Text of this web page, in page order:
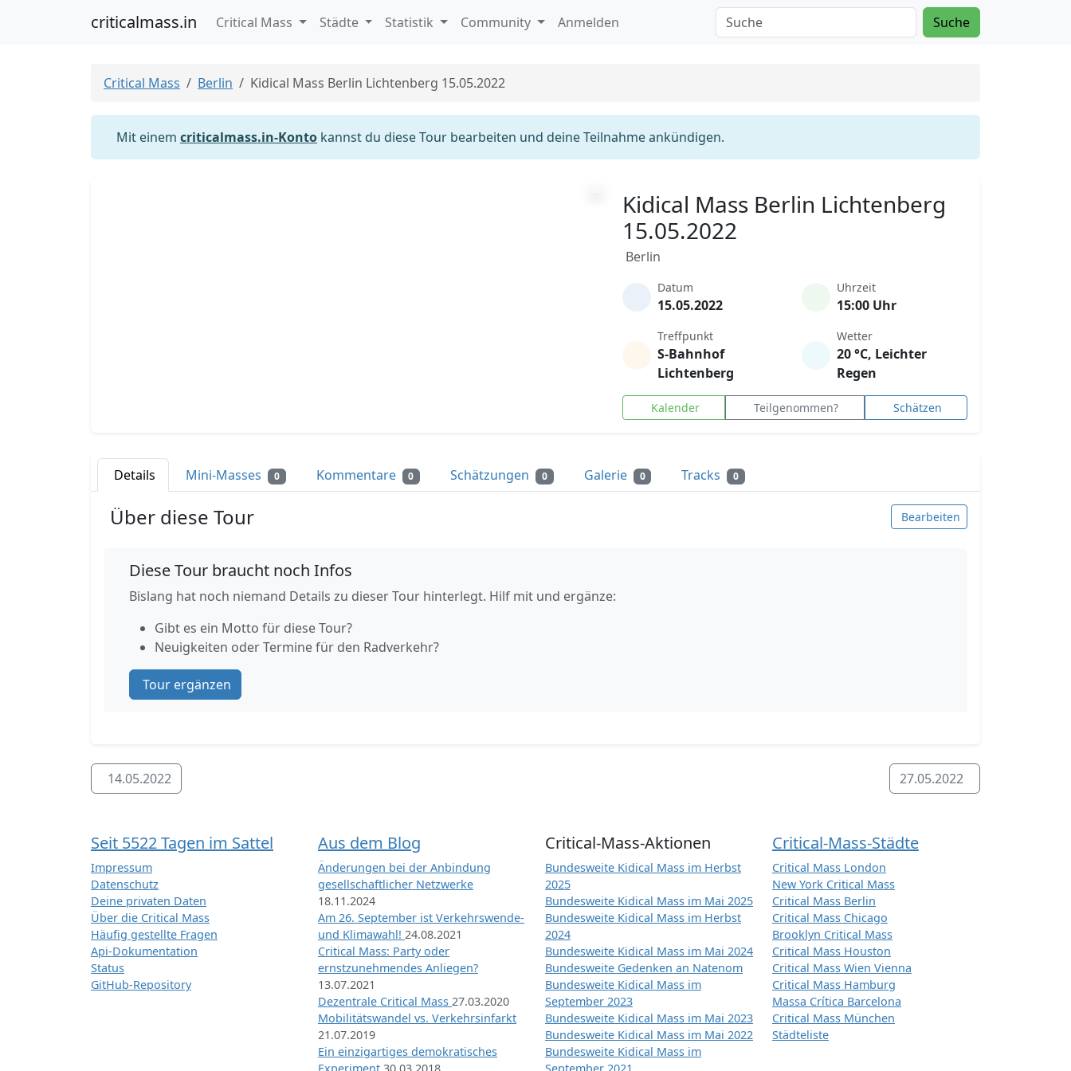
criticalmass.in Critical Mass Städte Statistik Community Anmelden Suche
Critical Mass Berlin Kidical Mass Berlin Lichtenberg 15.05.2022
Mit einem criticalmass.in-Konto kannst du diese Tour bearbeiten und deine Teilnahme ankündigen.
Kidical Mass Berlin Lichtenberg
15.05.2022
Berlin
Datum
15.05.2022
Uhrzeit
15:00 Uhr
Treffpunkt
S-Bahnhof
Lichtenberg
Wetter
20 °C, Leichter
Regen
Kalender Teilgenommen? Schätzen
Details Mini-Masses 0 Kommentare 0 Schätzungen 0 Galerie 0 Tracks 0
Über diese Tour Bearbeiten
Diese Tour braucht noch Infos
Bislang hat noch niemand Details zu dieser Tour hinterlegt. Hilf mit und ergänze:
Gibt es ein Motto für diese Tour?
Neuigkeiten oder Termine für den Radverkehr?
Tour ergänzen
14.05.2022 27.05.2022
Seit 5522 Tagen im Sattel
Impressum
Datenschutz
Deine privaten Daten
Über die Critical Mass
Häufig gestellte Fragen
Api-Dokumentation
Status
GitHub-Repository
Aus dem Blog
Änderungen bei der Anbindung
gesellschaftlicher Netzwerke
18.11.2024
Am 26. September ist Verkehrswende-
und Klimawahl! 24.08.2021
Critical Mass: Party oder
ernstzunehmendes Anliegen?
13.07.2021
Dezentrale Critical Mass 27.03.2020
Mobilitätswandel vs. Verkehrsinfarkt
21.07.2019
Ein einzigartiges demokratisches
Critical-Mass-Aktionen
Bundesweite Kidical Mass im Herbst
2025
Bundesweite Kidical Mass im Mai 2025
Bundesweite Kidical Mass im Herbst
2024
Bundesweite Kidical Mass im Mai 2024
Bundesweite Gedenken an Natenom
Bundesweite Kidical Mass im
September 2023
Bundesweite Kidical Mass im Mai 2023
Bundesweite Kidical Mass im Mai 2022
Bundesweite Kidical Mass im
Critical-Mass-Städte
Critical Mass London
New York Critical Mass
Critical Mass Berlin
Critical Mass Chicago
Brooklyn Critical Mass
Critical Mass Houston
Critical Mass Wien Vienna
Critical Mass Hamburg
Massa Crítica Barcelona
Critical Mass München
Städteliste